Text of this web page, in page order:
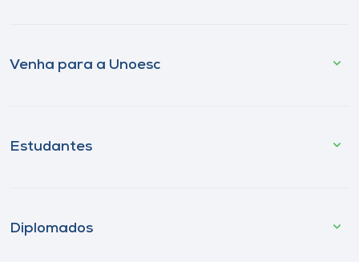
Venha para a Unoesc
Estudantes
Diplomados